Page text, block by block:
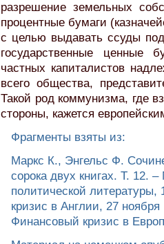
разрешение земельных
процентные бумаги
с целью выдавать ссуды
государственные ценные
частных капиталистов
всего общества,
Такой род коммунизма, где
стороны, кажется
Фрагменты взяты из:
Маркс К., Энгельс Ф.
сорока двух книгах. Т. 12.
политической
кризис в Англии, 27
Финансовый кризис в